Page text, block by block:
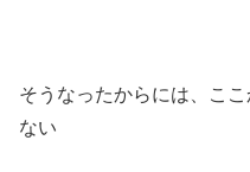
そうなったからには、こ
ない